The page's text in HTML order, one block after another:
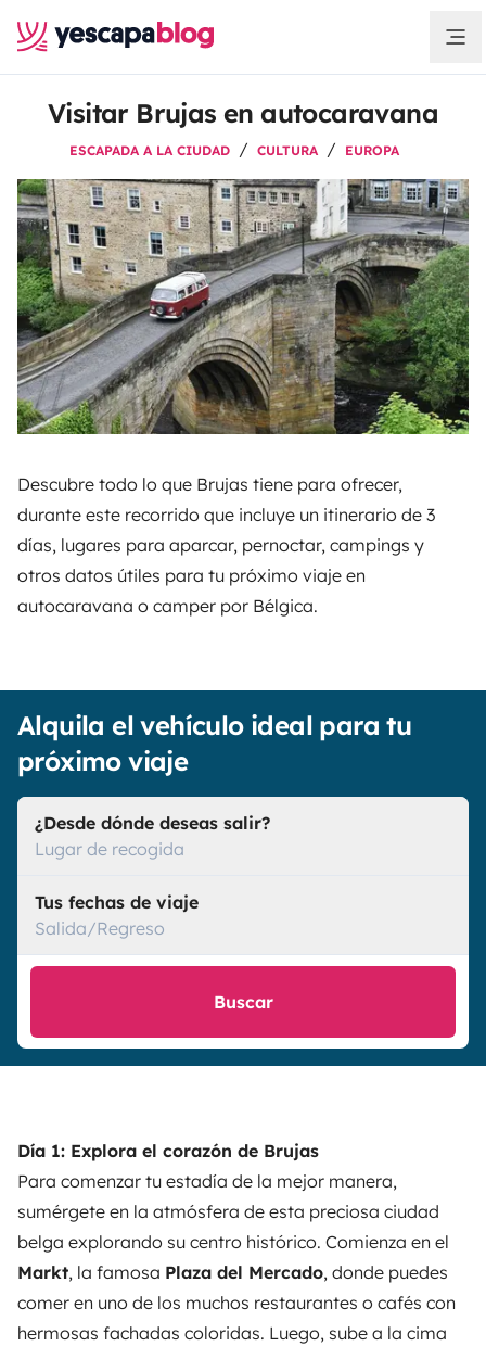
Visitar Brujas en autocaravana
ESCAPADA A LA CIUDAD CULTURA EUROPA
Descubre todo lo que Brujas tiene para ofrecer,
durante este recorrido que incluye un itinerario de 3
días, lugares para aparcar, pernoctar, campings y
otros datos útiles para tu próximo viaje en
autocaravana o camper por Bélgica.
Alquila el vehículo ideal para tu
próximo viaje
¿Desde dónde deseas salir?
Lugar de recogida
Tus fechas de viaje
Salida/Regreso
Buscar
Día 1: Explora el corazón de Brujas
Para comenzar tu estadía de la mejor manera,
sumérgete en la atmósfera de esta preciosa ciudad
belga explorando su centro histórico. Comienza en el
Markt, la famosa Plaza del Mercado, donde puedes
comer en uno de los muchos restaurantes o cafés con
hermosas fachadas coloridas. Luego, sube a la cima